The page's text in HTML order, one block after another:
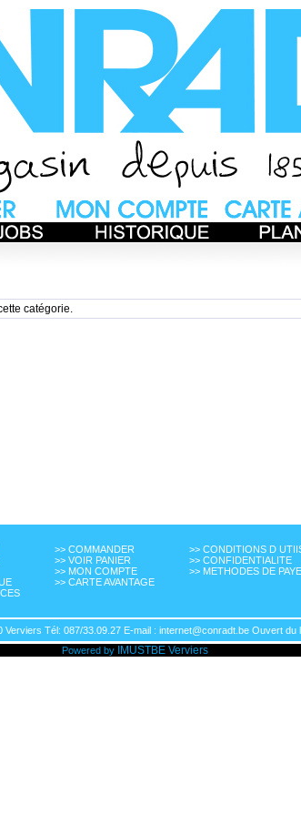
catégorie.
>> COMMANDER
>> VOIR PANIER
>> MON COMPTE
>> CARTE AVANTAGE
>> CONDITIONS D
>> CONFIDENTIALITE
>> METHODES DE
Tél: 087/33.09.27 E-mail : internet@conradt.be Ouvert
Powered by
IMUSTBE Verviers